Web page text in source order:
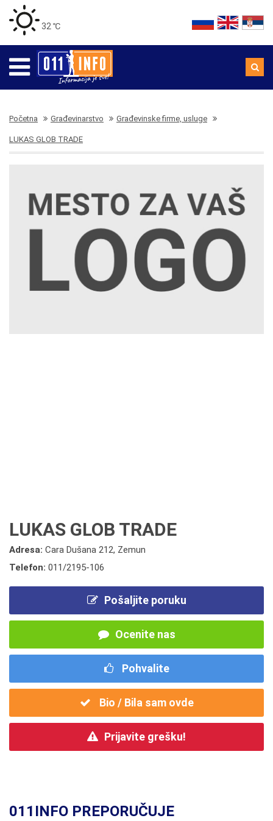
32 ℃
Početna Građevinarstvo Građevinske firme, usluge
LUKAS GLOB TRADE
LUKAS GLOB TRADE
Adresa: Cara Dušana 212, Zemun
Telefon: 011/2195-106
Pošaljite poruku
Ocenite nas
Pohvalite
Bio / Bila sam ovde
Prijavite grešku!
011INFO PREPORUČUJE